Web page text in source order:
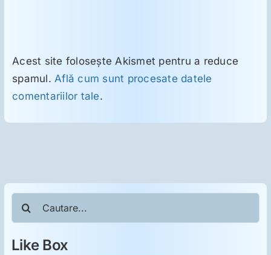
Acest site folosește Akismet pentru a reduce
spamul. Află cum sunt procesate datele
comentariilor tale.
Like Box